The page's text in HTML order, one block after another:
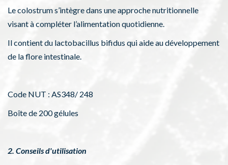
Le colostrum s’intègre dans une approche nutritionnelle
visant à compléter l’alimentation quotidienne.
Il contient du lactobacillus bifidus qui aide au développement
de la flore intestinale.
Code NUT : AS348/ 248
Boîte de 200 gélules
2. Conseils d'utilisation